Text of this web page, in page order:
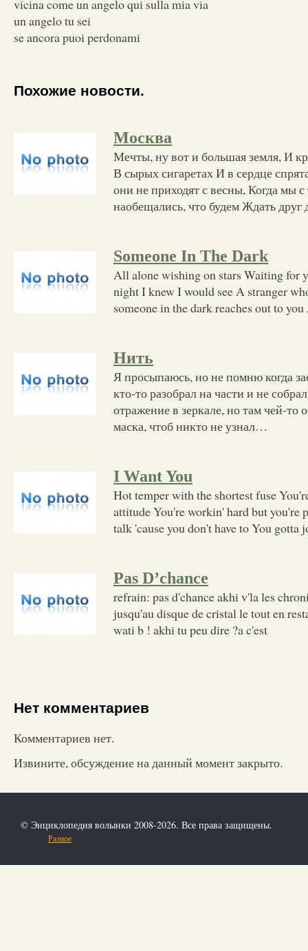
vicina come un angelo qui sulla mia via
un angelo tu sei
se ancora puoi perdonami
Похожие новости.
Москва
Мечты, ну вот и большая земля, И
В сырых сигаретах И в сердце
они не приходят с весны, Когда мы
наобещались, что будем Ждать друг
Someone In The Dark
All alone wishing on stars Waiting for
night I knew I would see A stranger
someone in the dark reaches out to
Нить
Я просыпаюсь, но не помню когда
кто-то разобрал на части и не
отражение в зеркале, но там чей-то
маска, чтоб никто не узнал…
I Want You
Hot temper with the shortest fuse
attitude You're workin' hard but you're
talk 'cause you don't have to You gotta
Pas D’chance
refrain: pas d'chance akhi v'la les
jusqu'au disque de cristal le tout en
wati b ! akhi tu peu dire ?a c'est
Нет комментариев
Комментариев нет.
Извините, обсуждение на данный момент закрыто.
© Энциклопедия волынки 2008-2026. Все права защищены.
Разное